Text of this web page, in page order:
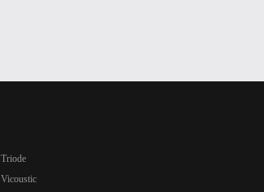
Triode
Vicoustic